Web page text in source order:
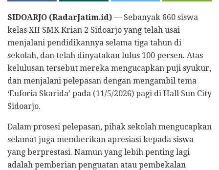
SIDOARJO (RadarJatim.id) — Sebanyak 660 siswa
kelas XII SMK Krian 2 Sidoarjo yang telah usai
menjalani pendidikannya selama tiga tahun di
sekolah, dan telah dinyatakan lulus 100 persen. Atas
kelulusan tersebut mereka mengucapkan puji syukur,
dan menjalani pelepasan dengan mengambil tema
‘Euforia Skarida’ pada (11/5/2026) pagi di Hall Sun City
Sidoarjo.
Dalam prosesi pelepasan, pihak sekolah mengucapkan
selamat juga memberikan apresiasi kepada siswa
yang berprestasi. Namun yang lebih penting lagi
adalah pemberian penguatan atau pembekalan